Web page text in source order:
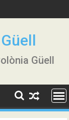
Güell